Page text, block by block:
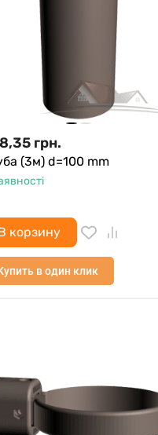
грн.
(3м) d=100 mm
корзину
в один клик